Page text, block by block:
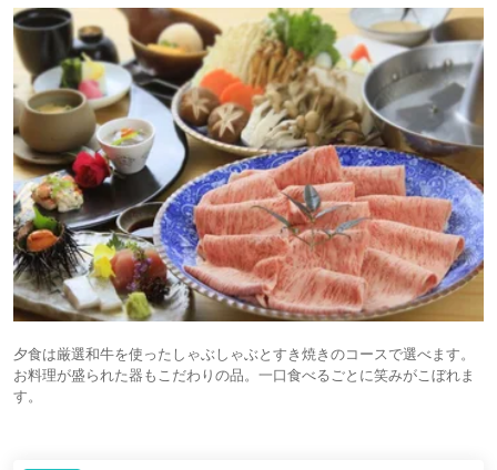
夕食は厳選和牛を使ったしゃぶしゃぶとすき焼きのコースで選べます。
お料理が盛られた器もこだわりの品。一口食べるごとに笑みがこぼれま
す。